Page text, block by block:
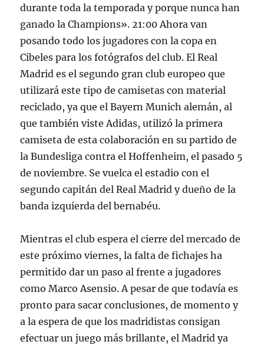
durante toda la temporada y porque nunca han
ganado la Champions». 21:00 Ahora van
posando todo los jugadores con la copa en
Cibeles para los fotógrafos del club. El Real
Madrid es el segundo gran club europeo que
utilizará este tipo de camisetas con material
reciclado, ya que el Bayern Munich alemán, al
que también viste Adidas, utilizó la primera
camiseta de esta colaboración en su partido de
la Bundesliga contra el Hoffenheim, el pasado 5
de noviembre. Se vuelca el estadio con el
segundo capitán del Real Madrid y dueño de la
banda izquierda del bernabéu.
Mientras el club espera el cierre del mercado de
este próximo viernes, la falta de fichajes ha
permitido dar un paso al frente a jugadores
como Marco Asensio. A pesar de que todavía es
pronto para sacar conclusiones, de momento y
a la espera de que los madridistas consigan
efectuar un juego más brillante, el Madrid ya